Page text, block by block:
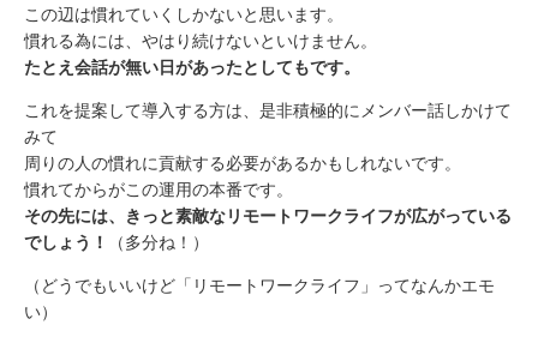
この辺は慣れていくしかないと思います。
慣れる為には、やはり続けないといけません。
たとえ会話が無い日があったとしてもです。
これを提案して導入する方は、是非積極的にメンバー話しかけて
みて
周りの人の慣れに貢献する必要があるかもしれないです。
慣れてからがこの運用の本番です。
その先には、きっと素敵なリモートワークライフが広がっている
でしょう！
（多分ね！）
（どうでもいいけど「リモートワークライフ」ってなんかエモ
い）